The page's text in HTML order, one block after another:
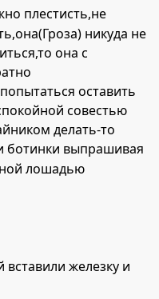
плестисть,не
никуда не
она с
оставить
совестью
делать-то
ботинки выпрашивая
лошадью
железку и